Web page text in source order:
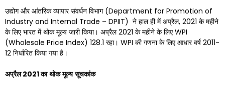
उद्योग और आंतरिक व्यापार संवर्धन विभाग (Department for Promotion of
Industry and Internal Trade – DPIIT) ने हाल ही में अप्रैल, 2021 के महीने
के लिए भारत में थोक मूल्य जारी किया। अप्रैल 2021 के महीने के लिए WPI
(Wholesale Price Index) 128.1 रहा। WPI की गणना के लिए आधार वर्ष 2011-
12 निर्धारित किया गया है।
अप्रैल2021का थोक मूल्य सूचकांक